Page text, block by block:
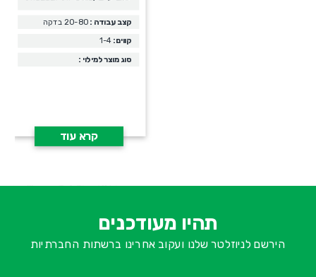
קצב עבודה : 20-80 בדקה
קווים: 1-4
סוג מוצר למילוי :
קרא עוד
תהיו מעודכנים
הירשם לניוזלטר שלנו ועקוב אחרינו ברשתות החברתיות